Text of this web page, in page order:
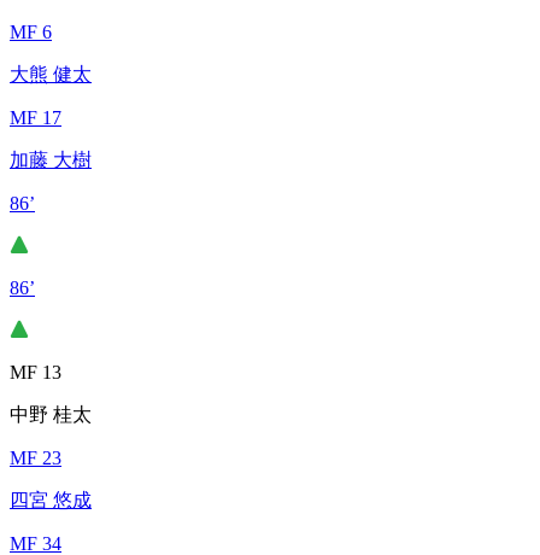
MF 6
大熊 健太
MF 17
加藤 大樹
86’
86’
MF 13
中野 桂太
MF 23
四宮 悠成
MF 34